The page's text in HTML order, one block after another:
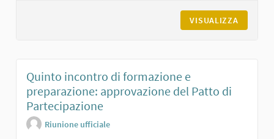
VISUALIZZA
Quinto incontro di formazione e
preparazione: approvazione del Patto di
Partecipazione
Riunione ufficiale